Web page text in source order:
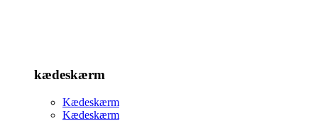
kædeskærm
Kædeskærm
Kædeskærm